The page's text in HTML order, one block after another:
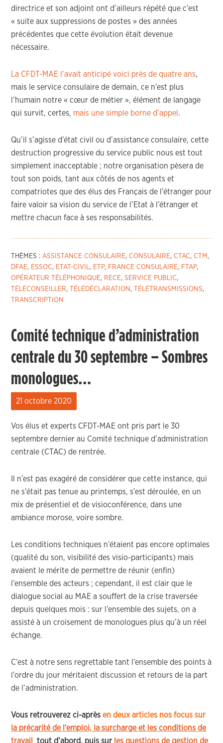
directrice et son adjoint ont d’ailleurs répété que c’est
« suite aux suppressions de postes » des années
précédentes que cette évolution était devenue
nécessaire.
La CFDT-MAE l’avait anticipé voici près de quatre ans,
mais le service consulaire de demain, ce n’est plus
l’humain notre « cœur de métier », élément de langage
qui survit, certes, mais une simple borne d’appel .
Qu’il s’agisse d’état civil ou d’assistance consulaire, cette
destruction progressive du service public nous est tout
simplement inacceptable ; notre organisation pèsera de
tout son poids, tant aux côtés de nos agents et
compatriotes que des élus des Français de l’étranger pour
faire valoir sa vision du service de l’Etat à l’étranger et
mettre chacun face à ses responsabilités.
THÈMES :ASSISTANCE CONSULAIRE,CONSULAIRE,CTAC,CTM ,
DFAE, ESSOC, ETAT-CIVIL, ETP, FRANCE CONSULAIRE, FTAP,
OPÉRATEUR TÉLÉPHONIQUE, RECE,SERVICE PUBLIC,
TÉLÉCONSEILLER, TÉLÉDÉCLARATION , TÉLÉTRANSMISSIONS,
TRANSCRIPTION
Comité technique d’administration
centrale du 30 septembre – Sombres
monologues…
21 octobre 2020
Vos élus et experts CFDT-MAE ont pris part le 30
septembre dernier au Comité technique d’administration
centrale (CTAC) de rentrée.
Il n’est pas exagéré de considérer que cette instance, qui
ne s’était pas tenue au printemps, s’est déroulée, en un
mix de présentiel et de visioconférence, dans une
ambiance morose, voire sombre.
Les conditions techniques n’étaient pas encore optimales
(qualité du son, visibilité des visio-participants) mais
avaient le mérite de permettre de réunir (enfin)
l’ensemble des acteurs ; cependant, il est clair que le
dialogue social au MAE a souffert de la crise traversée
depuis quelques mois : sur l’ensemble des sujets, on a
assisté à un croisement de monologues plus qu’à un réel
échange.
C’est à notre sens regrettable tant l’ensemble des points à
l’ordre du jour méritaient discussion et retours de la part
de l’administration.
Vous retrouverez ci-aprèsen deux articles nos focus sur
la précarité de l’emploi, la surcharge et les conditions de
travail
tout d’abord, puis sur les questions de gestion de